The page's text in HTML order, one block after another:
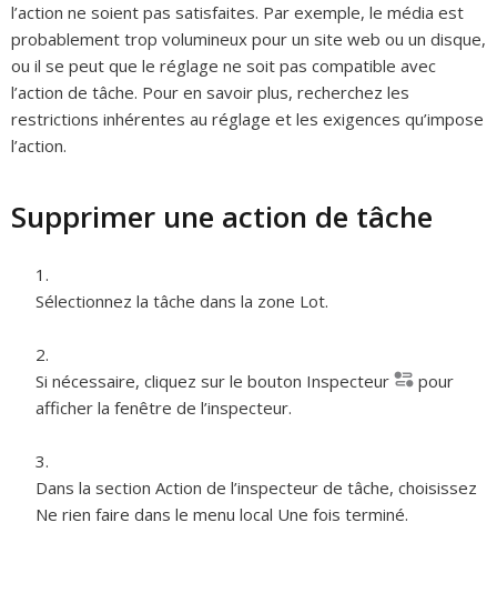
l’action ne soient pas satisfaites. Par exemple, le média est
probablement trop volumineux pour un site web ou un disque,
ou il se peut que le réglage ne soit pas compatible avec
l’action de tâche. Pour en savoir plus, recherchez les
restrictions inhérentes au réglage et les exigences qu’impose
l’action.
Supprimer une action de tâche
Sélectionnez la tâche dans la zone Lot.
Si nécessaire, cliquez sur le bouton Inspecteur
pour
afficher la fenêtre de l’inspecteur.
Dans la section Action de l’inspecteur de tâche, choisissez
Ne rien faire dans le menu local Une fois terminé.